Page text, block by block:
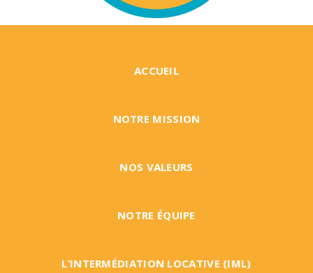
ACCUEIL
NOTRE MISSION
NOS VALEURS
NOTRE ÉQUIPE
L’INTERMÉDIATION LOCATIVE (IML)